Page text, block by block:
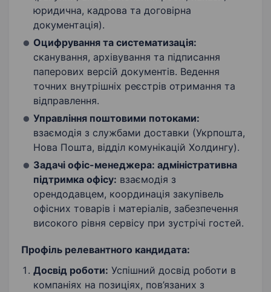
юридична, кадрова та договірна
документація).
Оцифрування та систематизація:
сканування, архівування та підписання
паперових версій документів. Ведення
точних внутрішніх реєстрів отримання та
відправлення.
Управління поштовими потоками:
взаємодія з службами доставки (Укрпошта,
Нова Пошта, відділ комунікацій Холдингу).
Задачі офіс-менеджера: адміністративна
підтримка офісу: взаємодія з
орендодавцем, координація закупівель
офісних товарів і матеріалів, забезпечення
високого рівня сервісу при зустрічі гостей.
Профіль релевантного кандидата:
Досвід роботи: Успішний досвід роботи в
компаніях на позиціях, пов’язаних з